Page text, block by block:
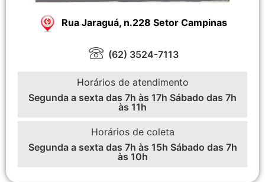
Rua Jaraguá, n.228 Setor Campinas
(62) 3524-7113
Horários de atendimento
Segunda a sexta das 7h às 17h Sábado das 7h
às 11h
Horários de coleta
Segunda a sexta das 7h às 15h Sábado das 7h
às 10h